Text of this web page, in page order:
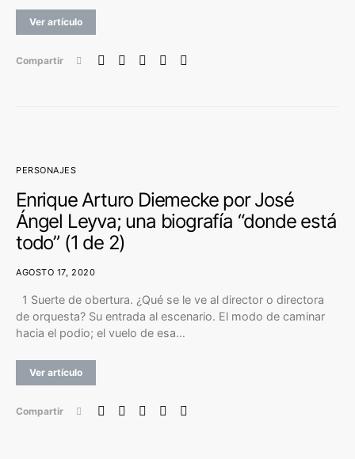
Ver artículo
Compartir
PERSONAJES
Enrique Arturo Diemecke por José
Ángel Leyva; una biografía “donde está
todo” (1 de 2)
AGOSTO 17, 2020
1 Suerte de obertura. ¿Qué se le ve al director o directora
de orquesta? Su entrada al escenario. El modo de caminar
hacia el podio; el vuelo de esa…
Ver artículo
Compartir